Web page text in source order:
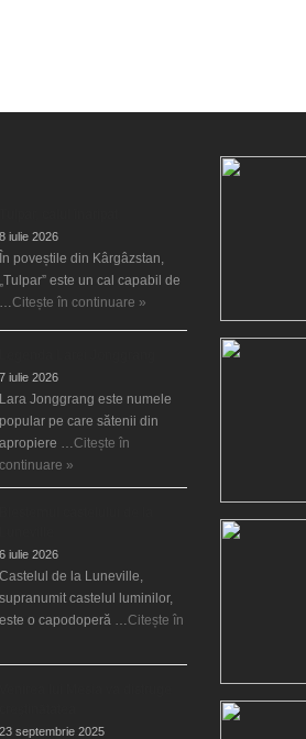
8 iulie 2026
În poveștile din Kârgâzstan,
„Tulpar” este un cal capabil de
…Citește în continuare »
7 iulie 2026
Lara Jonggrang este numele
popular pe care sătenii din
apropiere …Citește în
continuare »
6 iulie 2026
Castelul de la Luneville,
supranumit castelul luminilor,
este o capodoperă …Citește în
23 septembrie 2025